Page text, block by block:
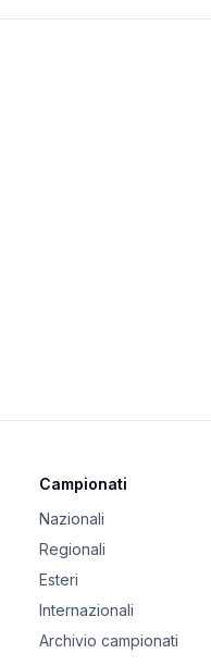
Campionati
Nazionali
Regionali
Esteri
Internazionali
Archivio campionati